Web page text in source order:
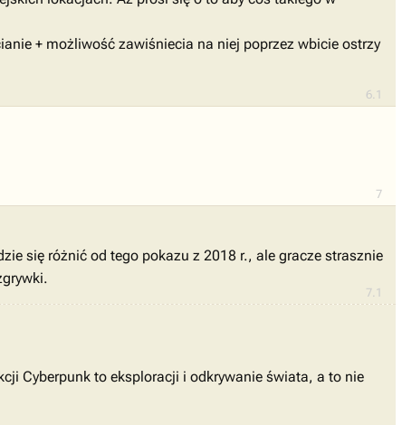
6.1
+ możliwość zawiśniecia na niej poprzez wbicie ostrzy
7
7.1
się różnić od tego pokazu z 2018 r., ale gracze strasznie
Cyberpunk to eksploracji i odkrywanie świata, a to nie